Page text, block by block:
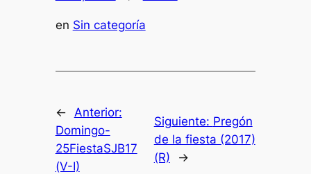
en Sin categoría
←
Anterior:
Domingo-
25FiestaSJB17
(V-I)
Siguiente: Pregón
de la fiesta (2017)
(R)
→